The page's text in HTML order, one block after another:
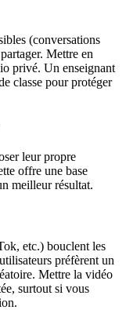
(conversations
Mettre en
privé. Un enseignant
classe pour protéger
leur propre
offre une base
meilleur résultat.
etc.) bouclent les
préfèrent un
Mettre la vidéo
surtout si vous